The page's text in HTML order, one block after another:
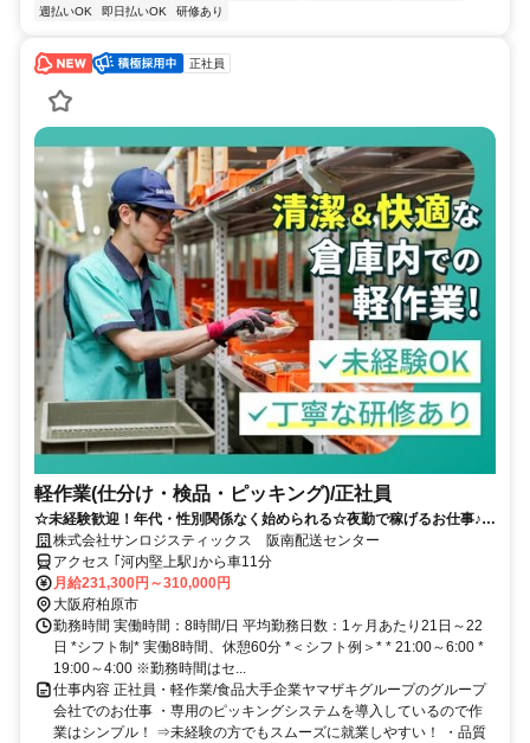
週払いOK
即日払いOK 研修あり
正社員
軽作業(仕分け・検品・ピッキング)/正社員
☆未経験歓迎！年代・性別関係なく始められる☆夜勤で稼げるお仕事♪食
品を扱う清潔な職場環境です！◎入社祝い金5万円
株式会社サンロジスティックス 阪南配送センター
アクセス ｢河内堅上駅｣から車11分
月給231,300円～310,000円
大阪府柏原市
勤務時間 実働時間：8時間/日 平均勤務日数：1ヶ月あたり21日～22
日 *シフト制* 実働8時間、休憩60分 *＜シフト例＞* * 21:00～6:00 *
19:00～4:00 ※勤務時間はセ...
仕事内容 正社員・軽作業/食品大手企業ヤマザキグループのグループ
会社でのお仕事 ・専用のピッキングシステムを導入しているので作
業はシンプル！ ⇒未経験の方でもスムーズに就業しやすい！ ・品質